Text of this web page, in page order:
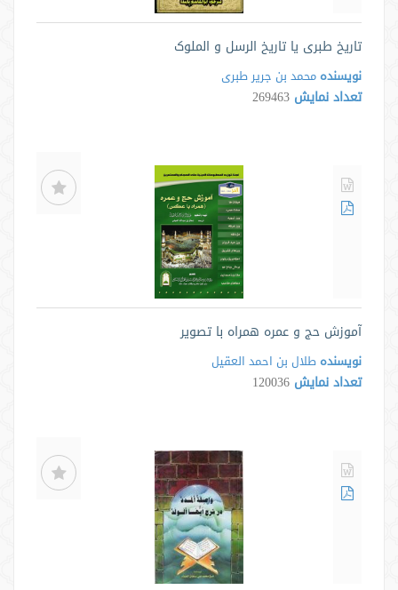
تاریخ طبری یا تاریخ الرسل و الملوک
نویسنده محمد بن جریر طبری
تعداد نمایش 269463
آموزش حج و عمره همراه با تصویر
نویسنده طلال بن احمد العقیل
تعداد نمایش 120036